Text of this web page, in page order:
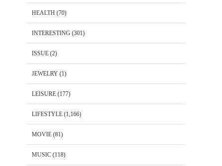
HEALTH (70)
INTERESTING (301)
ISSUE (2)
JEWELRY (1)
LEISURE (177)
LIFESTYLE (1,166)
MOVIE (81)
MUSIC (118)